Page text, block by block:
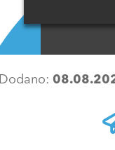
Dodano: